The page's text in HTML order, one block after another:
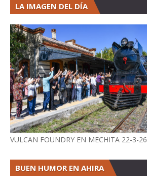
LA IMAGEN DEL DÍA
VULCAN FOUNDRY EN MECHITA 22-3-26
BUEN HUMOR EN AHIRA